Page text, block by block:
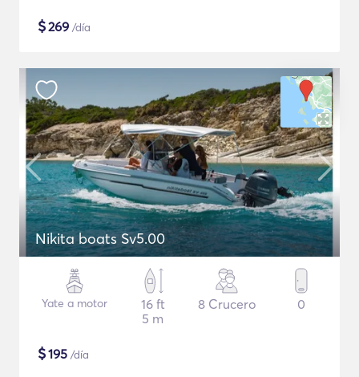
$269 /día
Nikita boats Sv5.00
Yate a motor
16 ft
5 m
8 Crucero 0
$195 /día